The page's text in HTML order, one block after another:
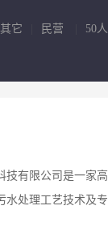
其它 民营 50
技有限公司是一家
水处理工艺技术及专